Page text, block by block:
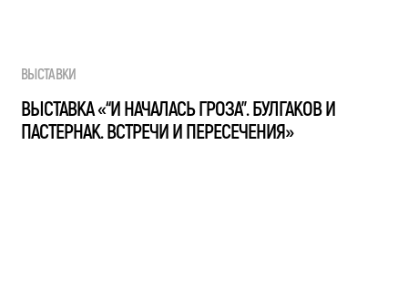
ВЫСТАВКИ
ВЫСТАВКА «“И НАЧАЛАСЬ ГРОЗА”. БУЛГАКОВ И
ПАСТЕРНАК. ВСТРЕЧИ И ПЕРЕСЕЧЕНИЯ»